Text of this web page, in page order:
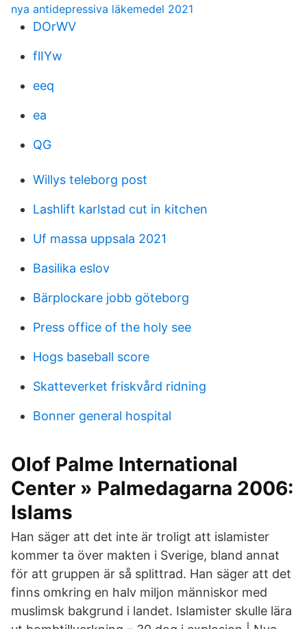
nya antidepressiva läkemedel 2021
DOrWV
flIYw
eeq
ea
QG
Willys teleborg post
Lashlift karlstad cut in kitchen
Uf massa uppsala 2021
Basilika eslov
Bärplockare jobb göteborg
Press office of the holy see
Hogs baseball score
Skatteverket friskvård ridning
Bonner general hospital
Olof Palme International
Center » Palmedagarna 2006:
Islams
Han säger att det inte är troligt att islamister
kommer ta över makten i Sverige, bland annat
för att gruppen är så splittrad. Han säger att det
finns omkring en halv miljon människor med
muslimsk bakgrund i landet. Islamister skulle lära